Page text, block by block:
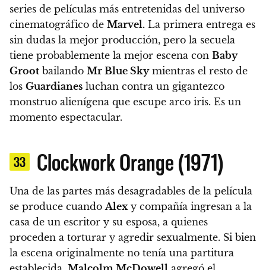
series de películas más entretenidas del universo
cinematográfico de Marvel. La primera entrega es
sin dudas la mejor producción, pero la secuela
tiene probablemente la mejor escena con Baby
Groot bailando Mr Blue Skymientras el resto de
los Guardianes luchan contra un gigantezco
monstruo alienígena que escupe arco iris. Es un
momento espectacular.
33 Clockwork Orange (1971)
Una de las partes más desagradables de la película
se produce cuandoAlexy compañía ingresan a la
casa de un escritor y su esposa, a quienes
proceden a torturar y agredir sexualmente. Si bien
la escena originalmente no tenía una partitura